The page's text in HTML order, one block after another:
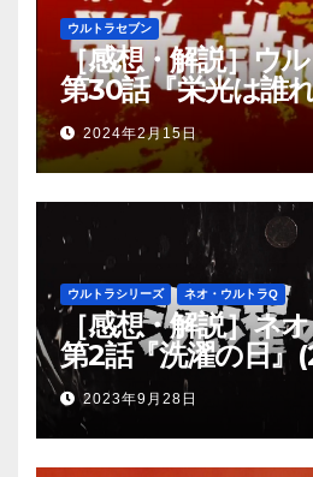
ウルトラセブン
［感想・解説］ウ
第30話『栄光は誰
2024年2月15日
ウルトラシリーズ ネオ・ウルトラQ
［感想・解説］ネ
第2話『洗濯の日』
2023年9月28日